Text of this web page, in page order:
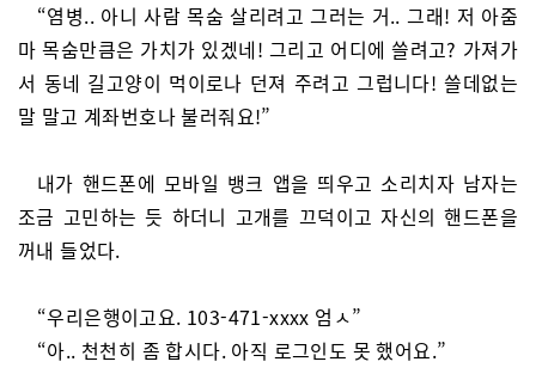
“염병.. 아니 사람 목숨 살리려고 그러는 거.. 그래! 저 아줌
마 목숨만큼은 가치가 있겠네! 그리고 어디에 쓸려고? 가져가
서 동네 길고양이 먹이로나 던져 주려고 그럽니다! 쓸데없는
말 말고 계좌번호나 불러줘요!”
내가 핸드폰에 모바일 뱅크 앱을 띄우고 소리치자 남자는
조금 고민하는 듯 하더니 고개를 끄덕이고 자신의 핸드폰을
꺼내 들었다.
“우리은행이고요. 103-471-xxxx 엄ㅅ”
“아.. 천천히 좀 합시다. 아직 로그인도 못 했어요.”